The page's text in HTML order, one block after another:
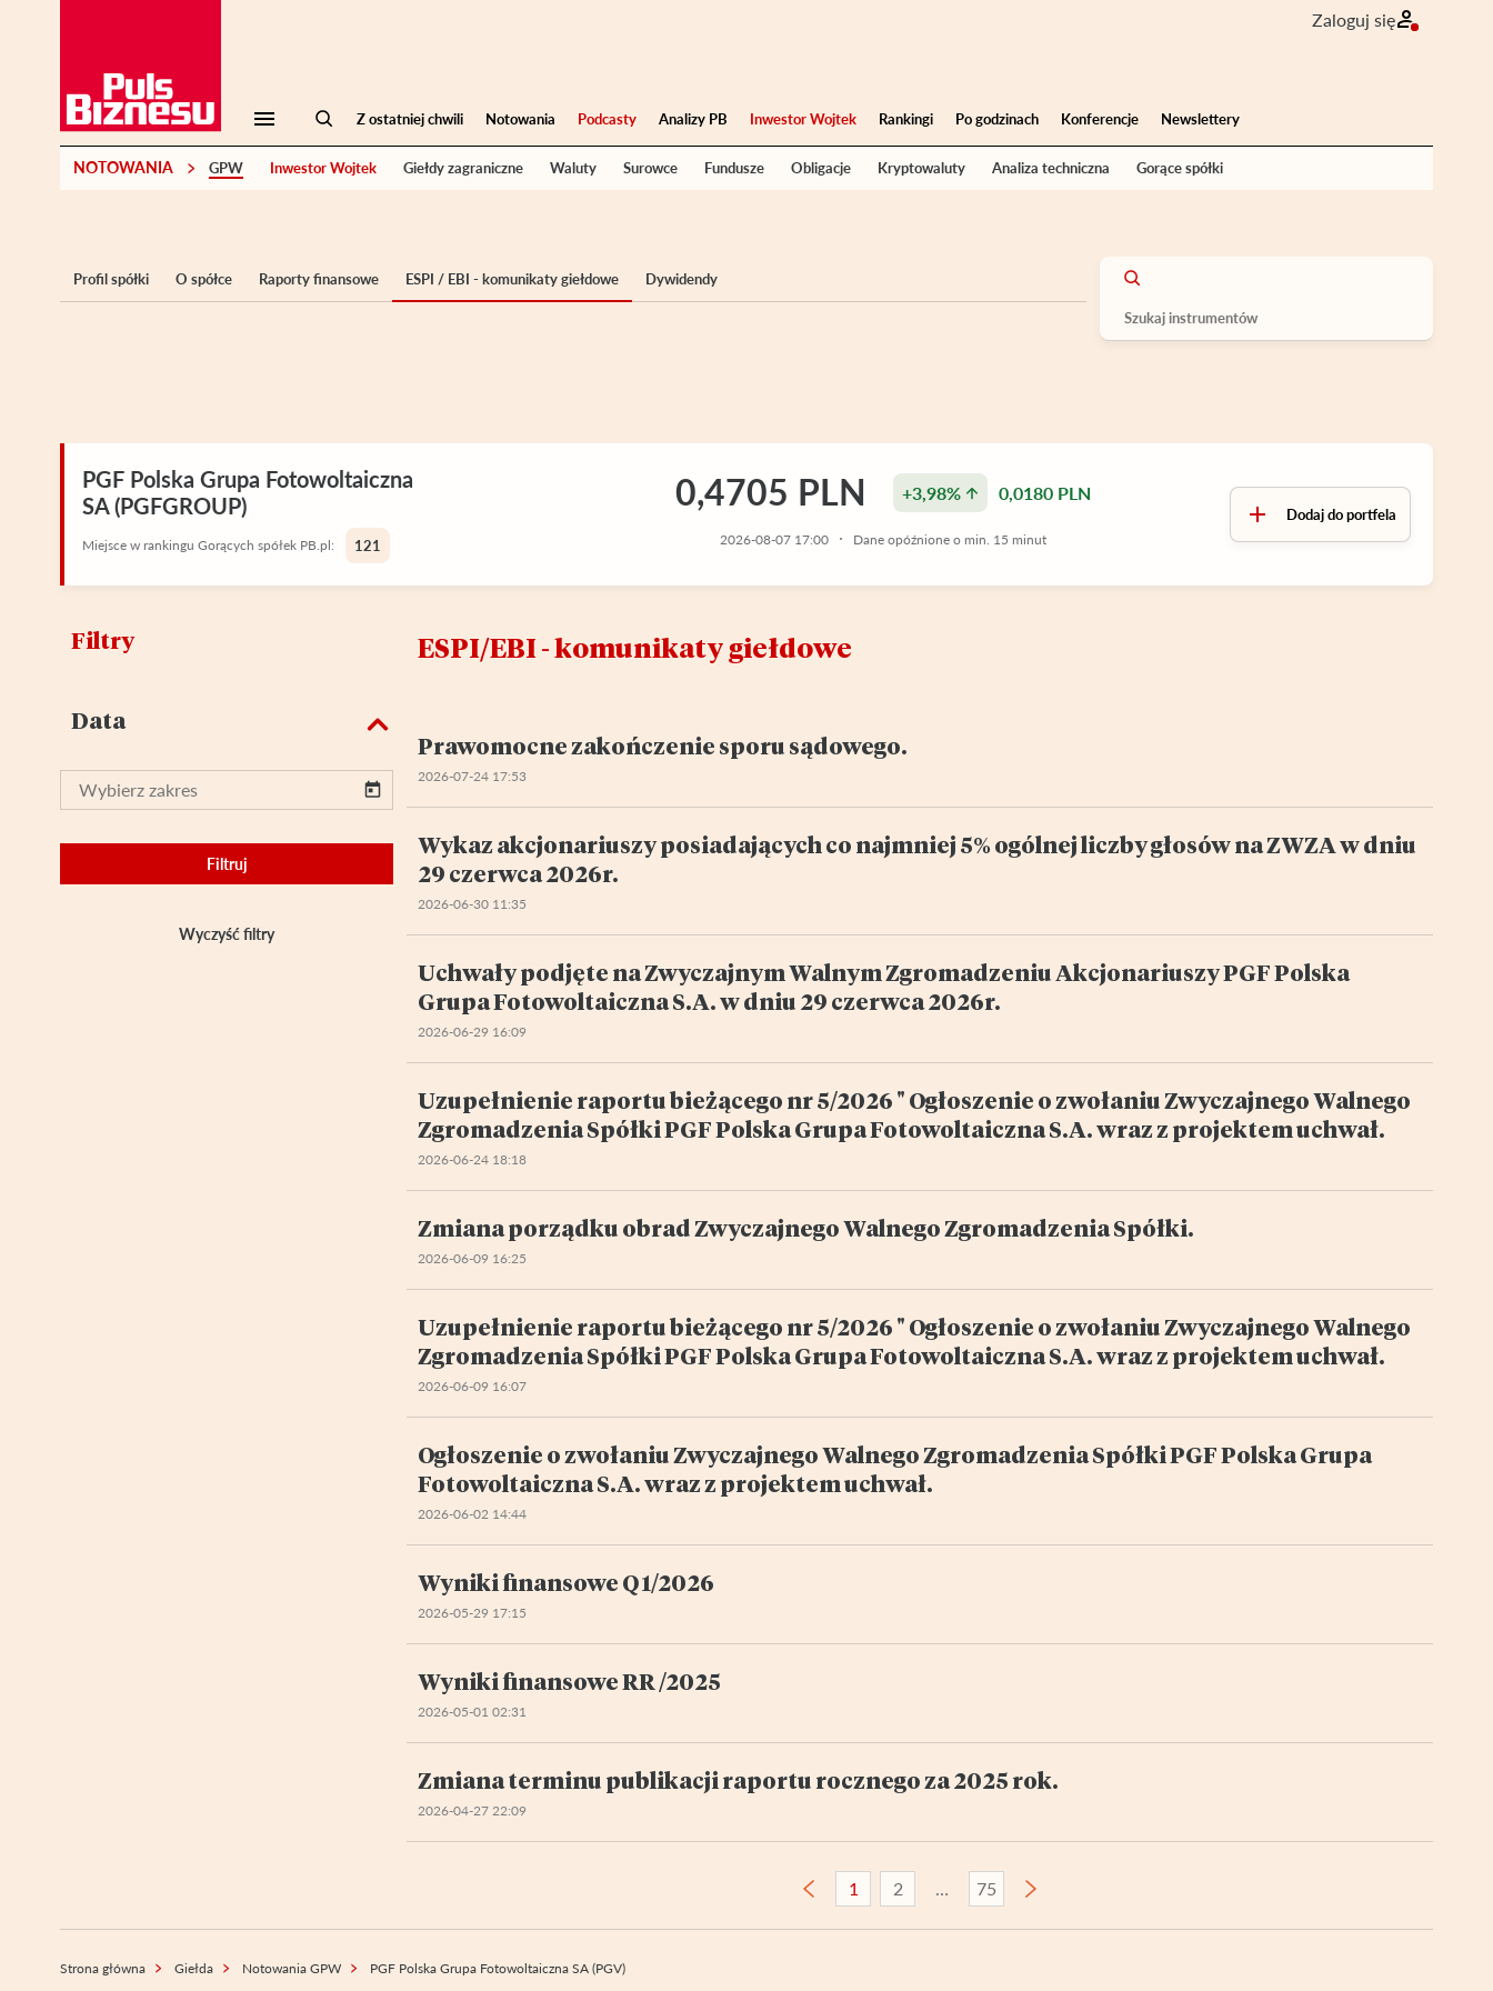
Zaloguj się
Z ostatniej chwili Notowania Podcasty Analizy PB Inwestor Wojtek Rankingi Po godzinach Konferencje Newslettery
NOTOWANIA GPW Inwestor Wojtek Giełdy zagraniczne Waluty Surowce Fundusze Obligacje Kryptowaluty Analiza techniczna Gorące spółki
Profil spółki O spółce Raporty finansowe ESPI / EBI - komunikaty giełdowe Dywidendy
PGF Polska Grupa Fotowoltaiczna
SA (PGFGROUP)
0,4705 PLN +3,98% 0,0180 PLN
2026-08-07 17:00 Dane opóźnione o min. 15 minut
Dodaj do portfela
Miejsce w rankingu Gorących spółek PB.pl: 121
Filtry
Data
Filtruj
Wyczyść filtry
ESPI/EBI - komunikaty giełdowe
Prawomocne zakończenie sporu sądowego.
2026-07-24 17:53
Wykaz akcjonariuszy posiadających co najmniej 5% ogólnej liczby głosów na ZWZA w dniu
29 czerwca 2026r.
2026-06-30 11:35
Uchwały podjęte na Zwyczajnym Walnym Zgromadzeniu Akcjonariuszy PGF Polska
Grupa Fotowoltaiczna S.A. w dniu 29 czerwca 2026r.
2026-06-29 16:09
Uzupełnienie raportu bieżącego nr 5/2026 " Ogłoszenie o zwołaniu Zwyczajnego Walnego
Zgromadzenia Spółki PGF Polska Grupa Fotowoltaiczna S.A. wraz z projektem uchwał.
2026-06-24 18:18
Zmiana porządku obrad Zwyczajnego Walnego Zgromadzenia Spółki.
2026-06-09 16:25
Uzupełnienie raportu bieżącego nr 5/2026 " Ogłoszenie o zwołaniu Zwyczajnego Walnego
Zgromadzenia Spółki PGF Polska Grupa Fotowoltaiczna S.A. wraz z projektem uchwał.
2026-06-09 16:07
Ogłoszenie o zwołaniu Zwyczajnego Walnego Zgromadzenia Spółki PGF Polska Grupa
Fotowoltaiczna S.A. wraz z projektem uchwał.
2026-06-02 14:44
Wyniki finansowe Q 1/2026
2026-05-29 17:15
Wyniki finansowe RR /2025
2026-05-01 02:31
Zmiana terminu publikacji raportu rocznego za 2025 rok.
2026-04-27 22:09
1 2 75
Strona główna Giełda Notowania GPW PGF Polska Grupa Fotowoltaiczna SA (PGV)